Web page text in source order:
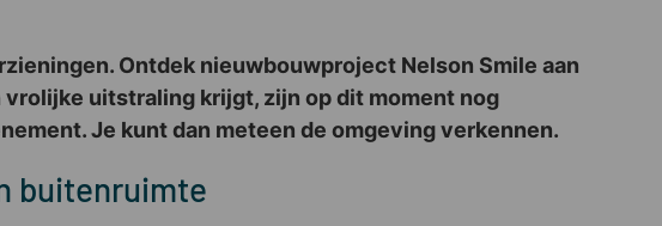
Ontdek nieuwbouwproject Nelson Smile aan
uitstraling krijgt, zijn op dit moment nog
Je kunt dan meteen de omgeving verkennen.
buitenruimte